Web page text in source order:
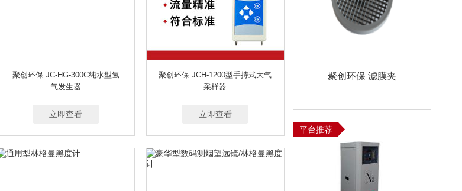
聚创环保 JC-HG-300C纯水型氢
气发生器
立即查看
聚创环保 JCH-1200型手持式大气
采样器
立即查看
聚创环保 滤膜夹
平台推荐